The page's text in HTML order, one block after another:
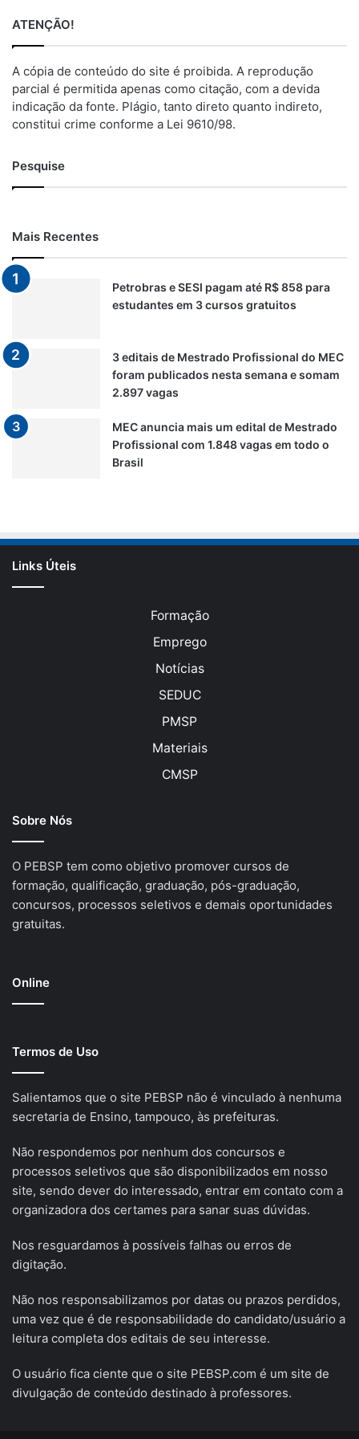
ATENÇÃO!
A cópia de conteúdo do site é proibida. A reprodução
parcial é permitida apenas como citação, com a devida
indicação da fonte. Plágio, tanto direto quanto indireto,
constitui crime conforme a Lei 9610/98.
Pesquise
Mais Recentes
Petrobras e SESI pagam até R$ 858 para
estudantes em 3 cursos gratuitos
3 editais de Mestrado Profissional do MEC
foram publicados nesta semana e somam
2.897 vagas
MEC anuncia mais um edital de Mestrado
Profissional com 1.848 vagas em todo o
Brasil
Links Úteis
Formação
Emprego
Notícias
SEDUC
PMSP
Materiais
CMSP
Sobre Nós
O PEBSP tem como objetivo promover cursos de
formação, qualificação, graduação, pós-graduação,
concursos, processos seletivos e demais oportunidades
gratuitas.
Online
Termos de Uso
Salientamos que o site PEBSP não é vinculado à nenhuma
secretaria de Ensino, tampouco, às prefeituras.
Não respondemos por nenhum dos concursos e
processos seletivos que são disponibilizados em nosso
site, sendo dever do interessado, entrar em contato com a
organizadora dos certames para sanar suas dúvidas.
Nos resguardamos à possíveis falhas ou erros de
digitação.
Não nos responsabilizamos por datas ou prazos perdidos,
uma vez que é de responsabilidade do candidato/usuário a
leitura completa dos editais de seu interesse.
O usuário fica ciente que o site PEBSP.com é um site de
divulgação de conteúdo destinado à professores.